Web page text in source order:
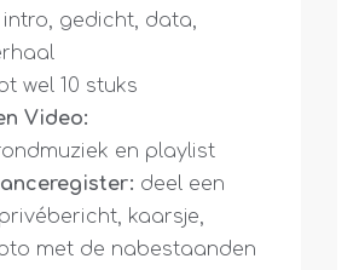
intro, gedicht, data,
wel 10 stuks
Video:
en playlist
deel een
kaarsje,
met de nabestaanden